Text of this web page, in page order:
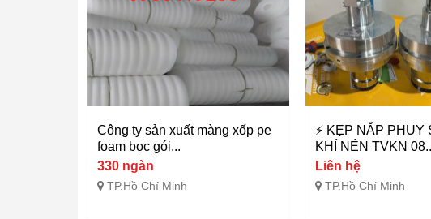
Công ty sản xuất màng xốp pe
foam bọc gói...
330 ngàn
TP.Hồ Chí Minh
⚡ KẸP NẮP PHUY
KHÍ NÉN TVKN
Liên hệ
TP.Hồ Chí Minh